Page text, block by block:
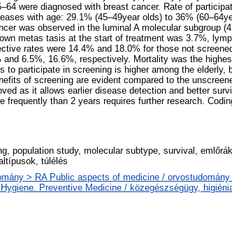
were diagnosed with breast cancer. Rate of
with age: 29.1% (45–49year olds) to 36%
was observed in the luminal A molecular subgroup
metas tasis at the start of treatment was 3.7%,
rates were 14.4% and 18.0% for those not
6.5%, 16.6%, respectively. Mortality was the
to participate in screening is higher among the elderly,
of screening are evident compared to the
as it allows earlier disease detection and better
frequently than 2 years requires further research.
population study, molecular subtype, survival,
túlélés
> RA Public aspects of medicine /
Preventive Medicine / közegészségügy,